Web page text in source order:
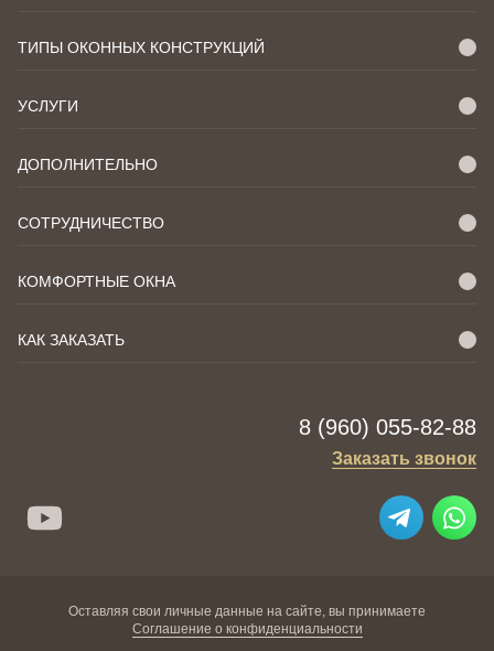
ТИПЫ ОКОННЫХ КОНСТРУКЦИЙ
УСЛУГИ
ДОПОЛНИТЕЛЬНО
СОТРУДНИЧЕСТВО
КОМФОРТНЫЕ ОКНА
КАК ЗАКАЗАТЬ
8 (960) 055-82-88
Заказать звонок
Оставляя свои личные данные на сайте, вы принимаете
Соглашение о конфиденциальности